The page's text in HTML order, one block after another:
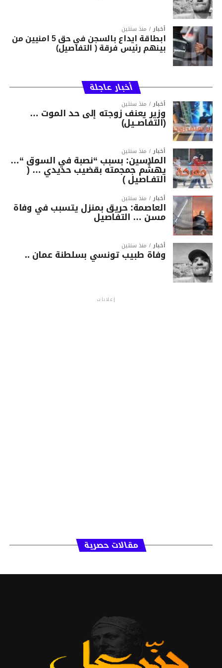
أخبار منذ سنتين
ابطاقة ايداع بالسجن في حق 5 امنيين من
بينهم رئيس فرقة ( التفاصيل)
أخبار عاجلة
أخبار منذ سنتين
وزير يعنف زوجته إلى حد الموت …
(التفاصــيل)
أخبار منذ سنتين
الملاسين: بسبب “نصبة في السوق “…
يهشّم جمجمته بقضيب حديدي … (
التفـاصيل )
أخبار منذ سنتين
العاصمة: حريق بمنزل يتسبب في وفاة
مسن … التفاصيل
أخبار منذ سنتين
وفاة طبيب تونسي بسلطنة عمان ..
إعلانات
مقالات حصرية